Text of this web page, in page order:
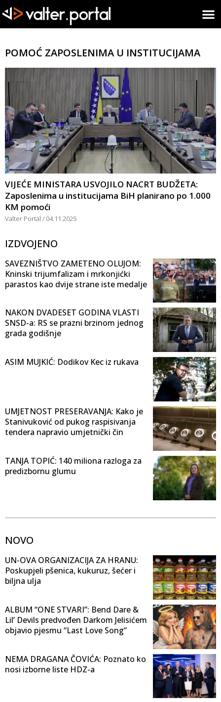
POMOĆ ZAPOSLENIMA U INSTITUCIJAMA
VIJEĆE MINISTARA USVOJILO NACRT BUDŽETA:
Zaposlenima u institucijama BiH planirano po 1.000
KM pomoći
Valter Portal 04.11.2025
IZDVOJENO
SAVEZNIŠTVO ZAMETENO OLUJOM:
Kninski trijumfalizam i mrkonjićki
parastos kao dvije strane iste medalje
NAKON DVADESET GODINA VLASTI
SNSD-a: RS se prazni brzinom jednog
grada godišnje
ASIM MUJKIĆ: Dodikov Kec iz rukava
UMJETNOST PRESERAVANJA: Kako je
Stanivuković od pukog raspisivanja
tendera napravio umjetnički čin
TANJA TOPIĆ: 140 miliona razloga za
predizbornu glumu
NOVO
UN-OVA ORGANIZACIJA ZA HRANU:
Poskupjeli pšenica, kukuruz, šećer i
biljna ulja
ALBUM “ONE STVARI”: Bend Dare &
Lil’ Devils predvođen Darkom Jelisićem
objavio pjesmu “Last Love Song”
NEMA DRAGANA ČOVIĆA: Poznato ko
nosi izborne liste HDZ-a